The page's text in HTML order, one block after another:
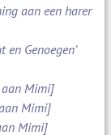
aan een harer
Genoegen’
aan Mimi]
Mimi]
Mimi]